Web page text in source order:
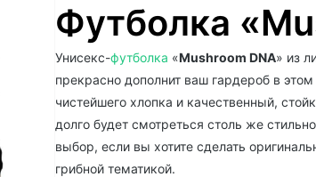
Футболка
Унисекс-футболка «Mushroom DNA» из
прекрасно дополнит ваш гардероб в
чистейшего хлопка и качественный,
долго будет смотреться столь же
выбор, если вы хотите сделать
грибной тематикой.